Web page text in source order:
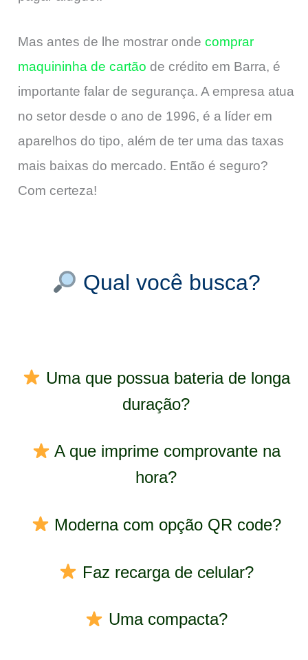
Mas antes de lhe mostrar onde comprar
maquininha de cartão de crédito em Barra, é
importante falar de segurança. A empresa atua
no setor desde o ano de 1996, é a líder em
aparelhos do tipo, além de ter uma das taxas
mais baixas do mercado. Então é seguro?
Com certeza!
Qual você busca?
Uma que possua bateria de longa
duração?
A que imprime comprovante na
hora?
Moderna com opção QR code?
Faz recarga de celular?
Uma compacta?